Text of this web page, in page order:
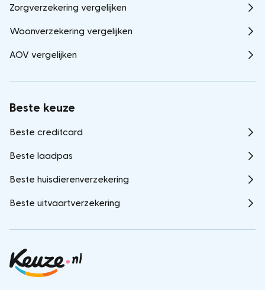
Zorgverzekering vergelijken
Woonverzekering vergelijken
AOV vergelijken
Beste keuze
Beste creditcard
Beste laadpas
Beste huisdierenverzekering
Beste uitvaartverzekering